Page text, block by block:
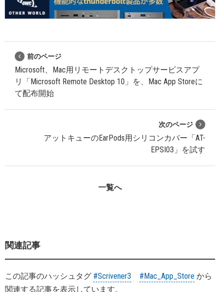
前のページ
Microsoft、Mac用リモートデスクトップサービスアプ
リ「Microsoft Remote Desktop 10」を、Mac App Storeに
て配布開始
次のページ
アットキューのEarPods用シリコンカバー「AT-
EPSI03」を試す
一覧へ
関連記事
この記事のハッシュタグ #Scrivener3 #Mac_App_Store から
関連する記事を表示しています。